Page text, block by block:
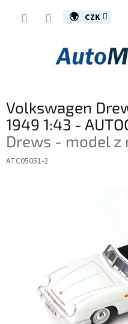
CZK
Volkswagen
1949 1:43 -
Drews - model z
ATC05051-2